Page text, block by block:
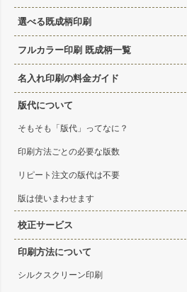
選べる既成柄印刷
フルカラー印刷 既成柄一覧
名入れ印刷の料金ガイド
版代について
そもそも「版代」ってなに？
印刷方法ごとの必要な版数
リピート注文の版代は不要
版は使いまわせます
校正サービス
印刷方法について
シルクスクリーン印刷